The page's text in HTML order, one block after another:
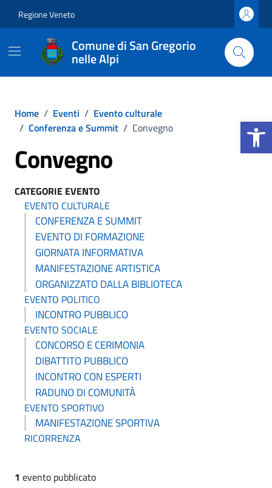
Apri la
Regione Veneto
Comune di San Gregorio
nelle Alpi
Home / Eventi / Evento culturale
/ Conferenza e Summit / Convegno
Convegno
CATEGORIE EVENTO
EVENTO CULTURALE
CONFERENZA E SUMMIT
EVENTO DI FORMAZIONE
GIORNATA INFORMATIVA
MANIFESTAZIONE ARTISTICA
ORGANIZZATO DALLA BIBLIOTECA
EVENTO POLITICO
INCONTRO PUBBLICO
EVENTO SOCIALE
CONCORSO E CERIMONIA
DIBATTITO PUBBLICO
INCONTRO CON ESPERTI
RADUNO DI COMUNITÀ
EVENTO SPORTIVO
MANIFESTAZIONE SPORTIVA
RICORRENZA
1 evento pubblicato